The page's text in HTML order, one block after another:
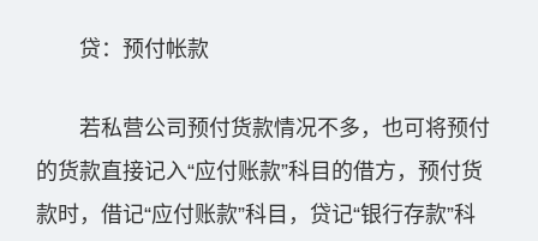
贷：预付帐款
若私营公司预付货款情况不多，也可将预付
的货款直接记入“应付账款”科目的借方，预付货
款时，借记“应付账款”科目，贷记“银行存款”科